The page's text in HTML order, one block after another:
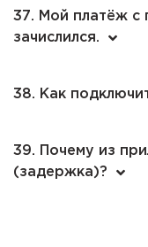
37. Мой платёж
зачислился.
38. Как
39. Почему из
(задержка)?